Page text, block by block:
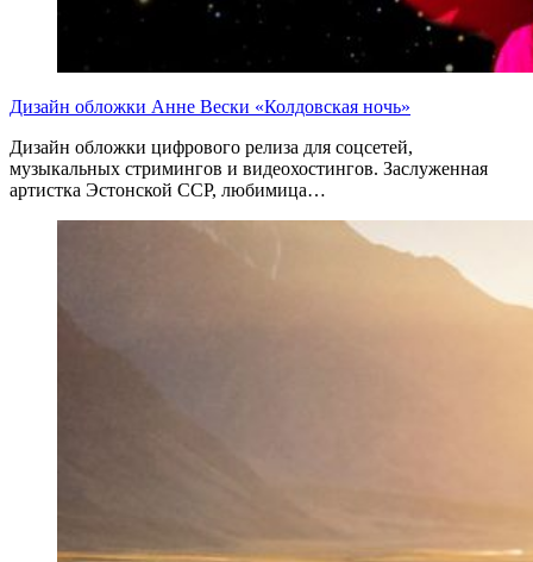
Дизайн обложки Анне Вески «Колдовская ночь»
Дизайн обложки цифрового релиза для соцсетей,
музыкальных стримингов и видеохостингов. Заслуженная
артистка Эстонской ССР, любимица…